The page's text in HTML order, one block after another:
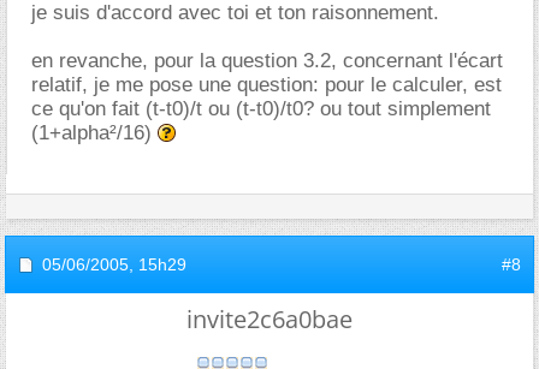
je suis d'accord avec toi et ton raisonnement.
en revanche, pour la question 3.2, concernant l'écart
relatif, je me pose une question: pour le calculer, est
ce qu'on fait (t-t0)/t ou (t-t0)/t0? ou tout simplement
(1+alpha²/16)
05/06/2005, 15h29 #8
invite2c6a0bae